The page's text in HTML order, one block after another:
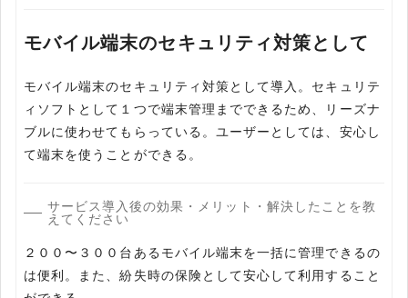
モバイル端末のセキュリティ対策として
モバイル端末のセキュリティ対策として導入。セキュリテ
ィソフトとして１つで端末管理までできるため、リーズナ
ブルに使わせてもらっている。ユーザーとしては、安心し
て端末を使うことができる。
サービス導入後の効果・メリット・解決したことを教
えてください
２００〜３００台あるモバイル端末を一括に管理できるの
は便利。また、紛失時の保険として安心して利用すること